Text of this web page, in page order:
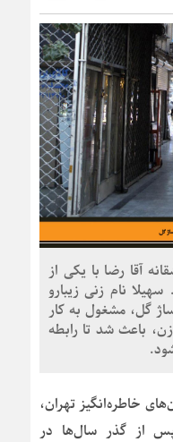
آقا رضا با یکی از
سهیلا نام زنی زیبارو
گل، مشغول به کار
باعث شد تا رابطه
خاطره‌انگیز تهران،
از گذر سال‌ها در